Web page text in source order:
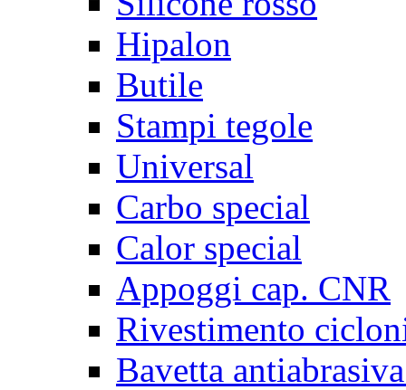
Hipalon
Butile
Stampi tegole
Universal
Carbo special
Calor special
Appoggi cap. CNR
Rivestimento
Bavetta